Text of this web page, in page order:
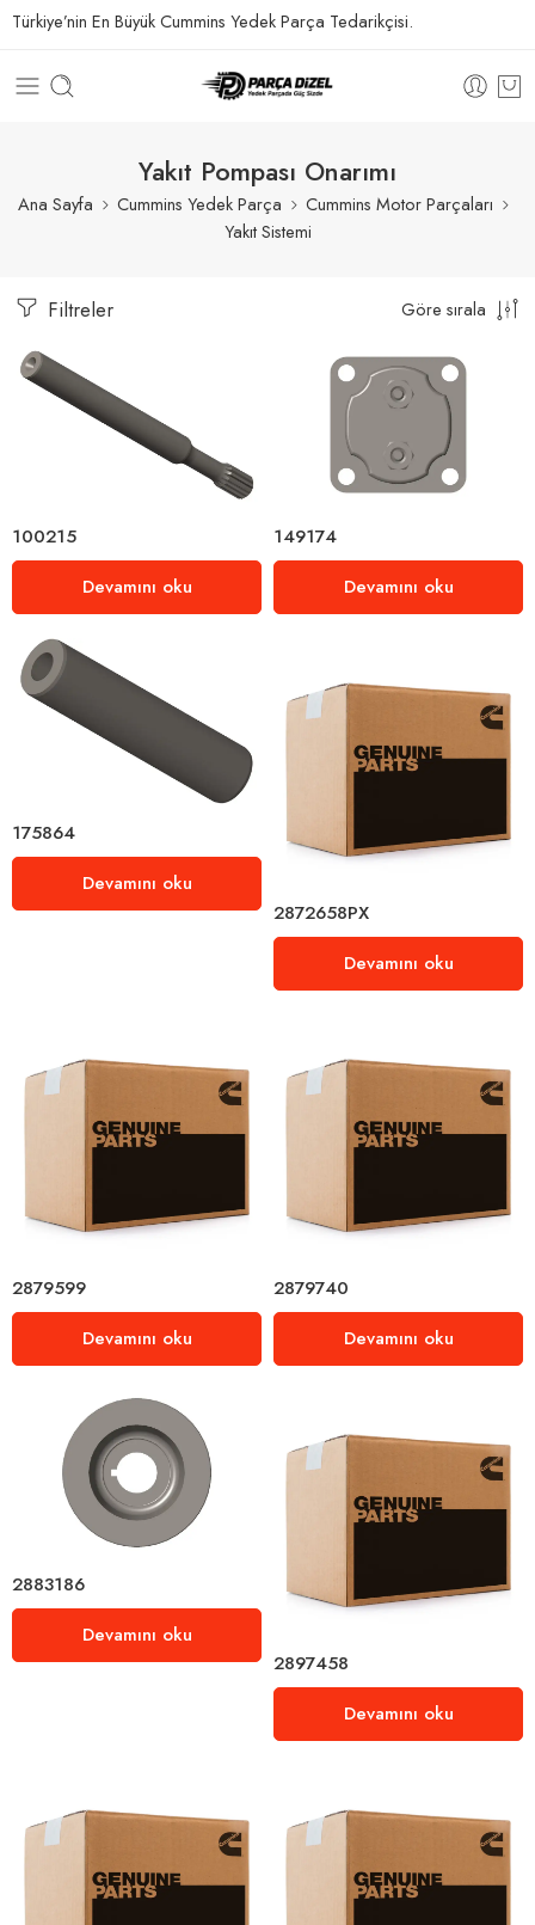
Türkiye’nin En Büyük Cummins Yedek Parça Tedarikçisi.
Yakıt Pompası Onarımı
Ana Sayfa Cummins Yedek Parça
Cummins Motor Parçaları
Yakıt Sistemi
Filtreler Göre sırala
100215
Devamını oku
149174
Devamını oku
175864
Devamını oku
2872658PX
Devamını oku
2879599
Devamını oku
2879740
Devamını oku
2883186
Devamını oku
2897458
Devamını oku